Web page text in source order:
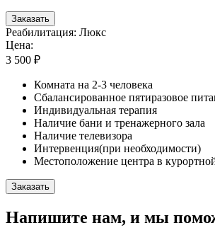
Заказать
Реабилитация: Люкс
Цена:
3 500 ₽
Комната на 2-3 человека
Сбалансированное пятиразовое
Индивидуальная терапия
Наличие бани и тренажерного зала
Наличие телевизора
Интервенция(при необходимости)
Местоположение центра в
Заказать
Напишите нам, и мы